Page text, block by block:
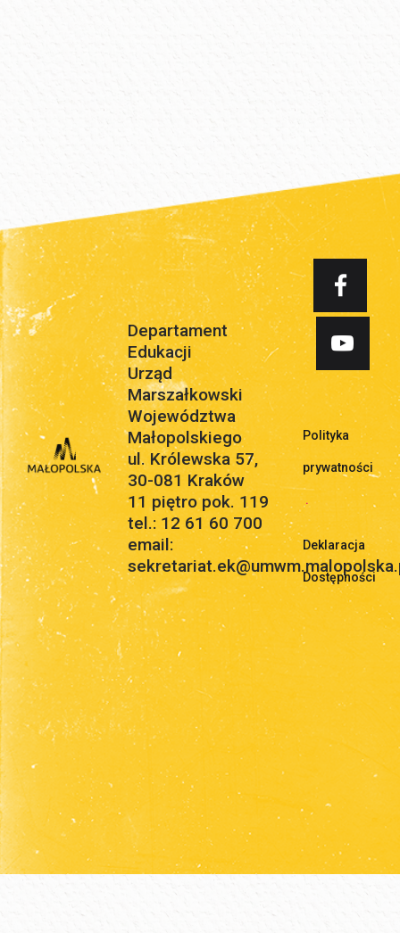
Departament
Edukacji
Urząd
Marszałkowski
Województwa
Małopolskiego
ul. Królewska 57,
30-081 Kraków
11 piętro pok. 119
tel.: 12 61 60 700
email:
Polityka
prywatności
.
Deklaracja
Dostępności